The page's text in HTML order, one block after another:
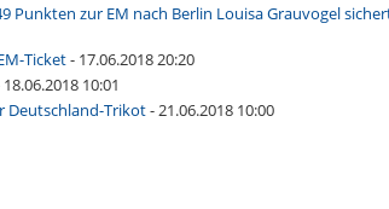
Punkten zur EM nach Berlin Louisa Grauvogel
Ticket- 17.06.2018 20:20
18.06.2018 10:01
Deutschland-Trikot- 21.06.2018 10:00